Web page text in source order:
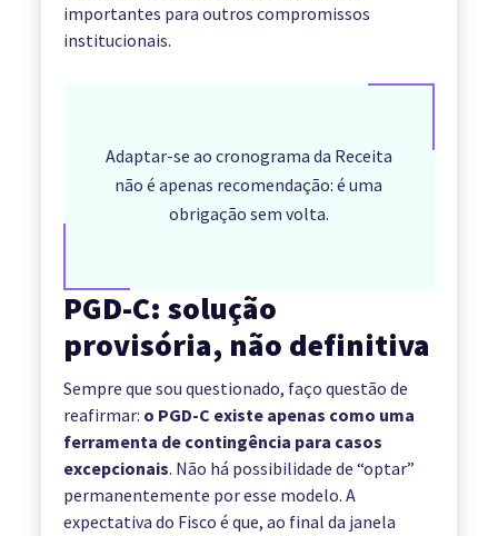
importantes para outros compromissos
institucionais.
Adaptar-se ao cronograma da Receita
não é apenas recomendação: é uma
obrigação sem volta.
PGD-C: solução
provisória, não definitiva
Sempre que sou questionado, faço questão de
reafirmar: o PGD-C existe apenas como uma
ferramenta de contingência para casos
excepcionais. Não há possibilidade de “optar”
permanentemente por esse modelo. A
expectativa do Fisco é que, ao final da janela